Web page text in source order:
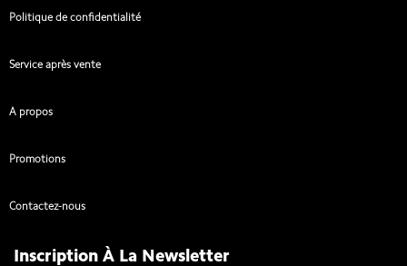
Politique de confidentialité
Service après vente
A propos
Promotions
Contactez-nous
Inscription À La Newsletter